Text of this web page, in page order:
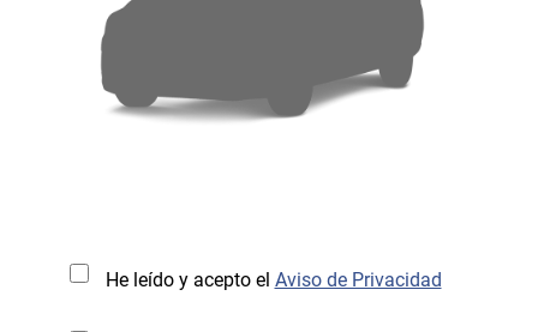
He leído y acepto el Aviso de Privacidad